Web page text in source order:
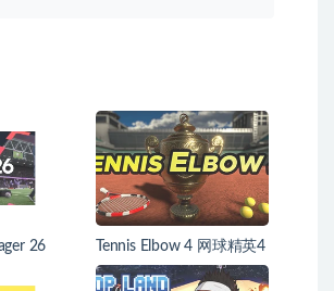
26 Tennis Elbow 4 网球精英4